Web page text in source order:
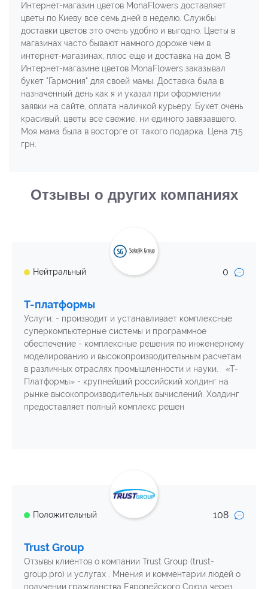
Интернет-магазин цветов MonaFlowers доставляет
цветы по Киеву все семь дней в неделю. Службы
доставки цветов это очень удобно и выгодно. Цветы в
магазинах часто бывают намного дороже чем в
интернет-магазинах, плюс еще и доставка на дом. В
Интернет-магазине цветов MonaFlowers заказывал
букет "Гармония" для своей мамы. Доставка была в
назначенный день как я и указал при оформлении
заявки на сайте, оплата наличкой курьеру. Букет очень
красивый, цветы все свежие, ни единого завязавшего.
Моя мама была в восторге от такого подарка. Цена 715
грн.
Отзывы о других компаниях
Нейтральный 0
Т-платформы
Услуги: - производит и устанавливает комплексные
суперкомпьютерные системы и программное
обеспечение - комплексные решения по инженерному
моделированию и высокопроизводительным расчетам
в различных отраслях промышленности и науки. «Т-
Платформы» - крупнейший российский холдинг на
рынке высокопроизводительных вычислений. Холдинг
предоставляет полный комплекс решен
Положительный 108
Trust Group
Отзывы клиентов о компании Trust Group (trust-
group.pro) и услугах . Мнения и комментарии людей о
получении гражданства Европейского Союза через